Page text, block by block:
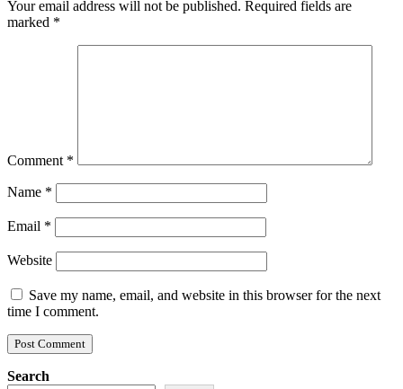
Your email address will not be published. Required fields are
marked *
Comment *
Name *
Email *
Website
Save my name, email, and website in this browser for the next
time I comment.
Search